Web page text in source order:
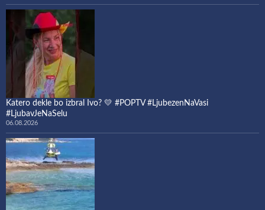
Katero dekle bo izbral Ivo? 💛 #POPTV #LjubezenNaVasi
#LjubavJeNaSelu
06.08.2026